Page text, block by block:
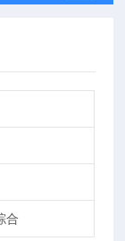
合